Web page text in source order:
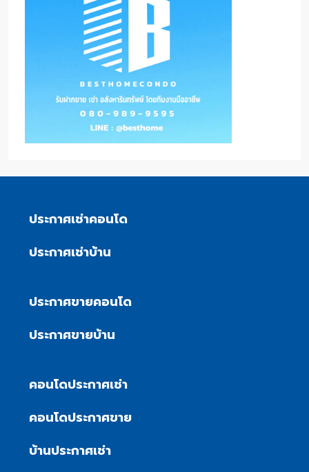
ประกาศเช่าคอนโด
ประกาศเช่าบ้าน
ประกาศขายคอนโด
ประกาศขายบ้าน
คอนโดประกาศเช่า
คอนโดประกาศขาย
บ้านประกาศเช่า